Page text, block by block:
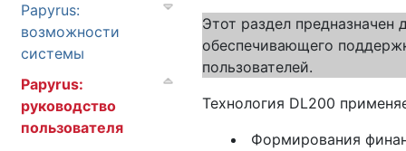
Papyrus:
возможности
системы
Papyrus:
руководство
пользователя
Этот раздел
обеспечивающего
пользователей.
Технология DL200
Формирования